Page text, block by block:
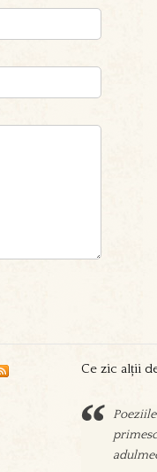
Ce zic alții
Sorin
aşeza